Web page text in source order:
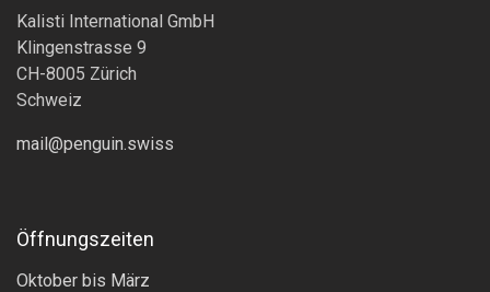
Kalisti International GmbH
Klingenstrasse 9
CH-8005 Zürich
Schweiz
mail@penguin.swiss
Öffnungszeiten
Oktober bis März